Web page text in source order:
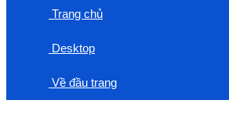
Trang chủ
Desktop
Về đầu trang